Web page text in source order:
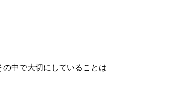
中で大切にしていることは